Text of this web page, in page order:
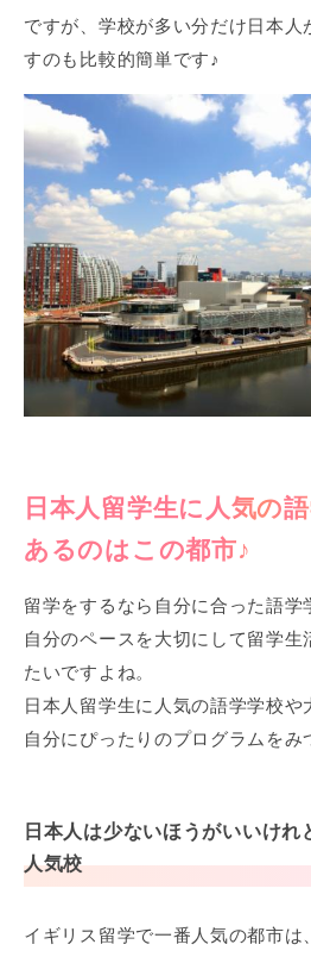
ですが、学校が多い分だけ日本人
すのも比較的簡単です♪
日本人留学生に人気の
あるのはこの都市♪
留学をするなら自分に合った語学
自分のペースを大切にして留学生
たいですよね。
日本人留学生に人気の語学学校や
自分にぴったりのプログラムをみ
日本人は少ないほうがいいけれ
人気校
イギリス留学で一番人気の都市は